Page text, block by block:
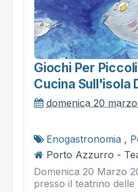
Giochi Per
Cucina Sull'isola
domenica 20
Enogastronomia ,
Porto Azzurro -
Domenica 20 Marzo
presso il teatrino